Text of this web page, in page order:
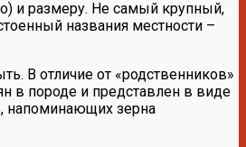
и размеру. Не самый крупный,
названия местности –
В отличие от «родственников»
в породе и представлен в виде
напоминающих зерна